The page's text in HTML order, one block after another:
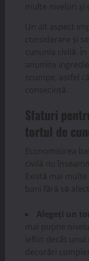
multe niveluri și
Un alt aspect
considerare și
cununia civilă.
anumite
scumpe, astfel
consecință.
Sfaturi
tortul de
Economisirea
civilă nu
Există mai
bani fără să
Alegeți un
mai puține
ieftin decât unul
decorări